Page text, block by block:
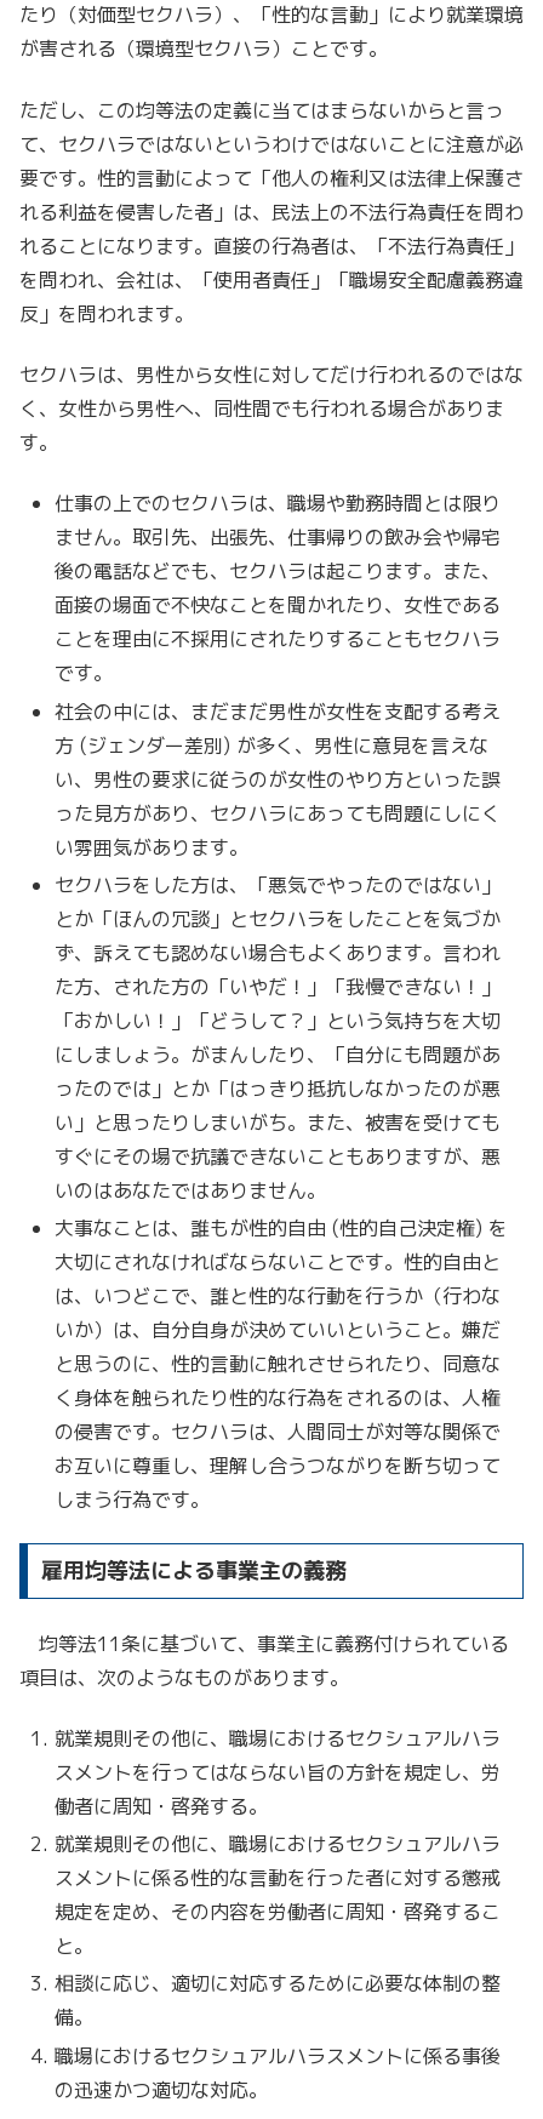
たり（対価型セクハラ）、「性的な言動」により就業環境
が害される（環境型セクハラ）ことです。
ただし、この均等法の定義に当てはまらないからと言っ
て、セクハラではないというわけではないことに注意が必
要です。性的言動によって「他人の権利又は法律上保護さ
れる利益を侵害した者」は、民法上の不法行為責任を問わ
れることになります。直接の行為者は、「不法行為責任」
を問われ、会社は、「使用者責任」「職場安全配慮義務違
反」を問われます。
セクハラは、男性から女性に対してだけ行われるのではな
く、女性から男性へ、同性間でも行われる場合がありま
す。
仕事の上でのセクハラは、職場や勤務時間とは限り
ません。取引先、出張先、仕事帰りの飲み会や帰宅
後の電話などでも、セクハラは起こります。また、
面接の場面で不快なことを聞かれたり、女性である
ことを理由に不採用にされたりすることもセクハラ
です。
社会の中には、まだまだ男性が女性を支配する考え
方 (ジェンダー差別) が多く、男性に意見を言えな
い、男性の要求に従うのが女性のやり方といった誤
った見方があり、セクハラにあっても問題にしにく
い雰囲気があります。
セクハラをした方は、「悪気でやったのではない」
とか「ほんの冗談」とセクハラをしたことを気づか
ず、訴えても認めない場合もよくあります。言われ
た方、された方の「いやだ！」「我慢できない！」
「おかしい！」「どうして？」という気持ちを大切
にしましょう。がまんしたり、「自分にも問題があ
ったのでは」とか「はっきり抵抗しなかったのが悪
い」と思ったりしまいがち。また、被害を受けても
すぐにその場で抗議できないこともありますが、悪
いのはあなたではありません。
大事なことは、誰もが性的自由 (性的自己決定権) を
大切にされなければならないことです。性的自由と
は、いつどこで、誰と性的な行動を行うか（行わな
いか）は、自分自身が決めていいということ。嫌だ
と思うのに、性的言動に触れさせられたり、同意な
く身体を触られたり性的な行為をされるのは、人権
の侵害です。セクハラは、人間同士が対等な関係で
お互いに尊重し、理解し合うつながりを断ち切って
しまう行為です。
雇用均等法による事業主の義務
均等法11条に基づいて、事業主に義務付けられている
項目は、次のようなものがあります。
就業規則その他に、職場におけるセクシュアルハラ
スメントを行ってはならない旨の方針を規定し、労
働者に周知・啓発する。
就業規則その他に、職場におけるセクシュアルハラ
スメントに係る性的な言動を行った者に対する懲戒
規定を定め、その内容を労働者に周知・啓発するこ
と。
相談に応じ、適切に対応するために必要な体制の整
備。
職場におけるセクシュアルハラスメントに係る事後
の迅速かつ適切な対応。